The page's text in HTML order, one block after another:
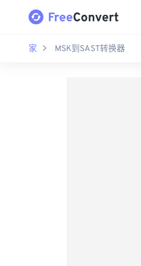
家 MSK到SAST转换器